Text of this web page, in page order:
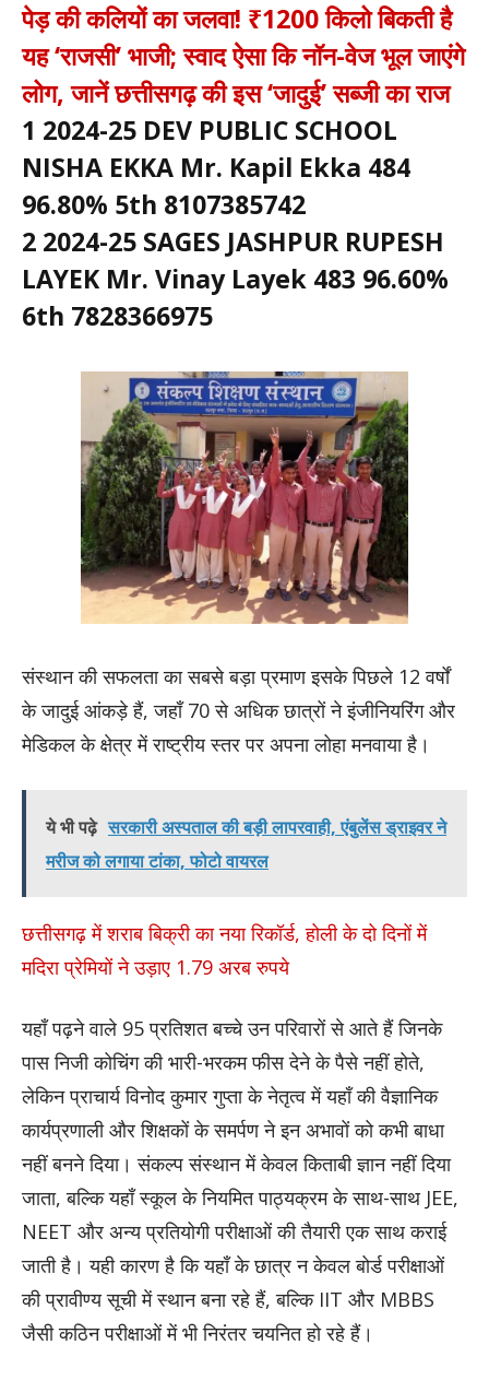
पेड़ की कलियों का जलवा! ₹1200 किलो बिकती है
यह ‘राजसी’ भाजी; स्वाद ऐसा कि नॉन-वेज भूल जाएंगे
लोग, जानें छत्तीसगढ़ की इस ‘जादुई’ सब्जी का राज
1 2024-25 DEV PUBLIC SCHOOL
NISHA EKKA Mr. Kapil Ekka 484
96.80% 5th 8107385742
2 2024-25 SAGES JASHPUR RUPESH
LAYEK Mr. Vinay Layek 483 96.60%
6th 7828366975
संस्थान की सफलता का सबसे बड़ा प्रमाण इसके पिछले 12 वर्षों
के जादुई आंकड़े हैं, जहाँ 70 से अधिक छात्रों ने इंजीनियरिंग और
मेडिकल के क्षेत्र में राष्ट्रीय स्तर पर अपना लोहा मनवाया है।
ये भी पढ़े सरकारी अस्पताल की बड़ी लापरवाही, एंबुलेंस ड्राइवर ने
मरीज को लगाया टांका, फोटो वायरल
छत्तीसगढ़ में शराब बिक्री का नया रिकॉर्ड, होली के दो दिनों में
मदिरा प्रेमियों ने उड़ाए 1.79 अरब रुपये
यहाँ पढ़ने वाले 95 प्रतिशत बच्चे उन परिवारों से आते हैं जिनके
पास निजी कोचिंग की भारी-भरकम फीस देने के पैसे नहीं होते,
लेकिन प्राचार्य विनोद कुमार गुप्ता के नेतृत्व में यहाँ की वैज्ञानिक
कार्यप्रणाली और शिक्षकों के समर्पण ने इन अभावों को कभी बाधा
नहीं बनने दिया। संकल्प संस्थान में केवल किताबी ज्ञान नहीं दिया
जाता, बल्कि यहाँ स्कूल के नियमित पाठ्यक्रम के साथ-साथ JEE,
NEET और अन्य प्रतियोगी परीक्षाओं की तैयारी एक साथ कराई
जाती है। यही कारण है कि यहाँ के छात्र न केवल बोर्ड परीक्षाओं
की प्रावीण्य सूची में स्थान बना रहे हैं, बल्कि IIT और MBBS
जैसी कठिन परीक्षाओं में भी निरंतर चयनित हो रहे हैं।